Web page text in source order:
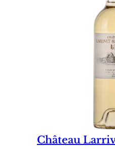
Château